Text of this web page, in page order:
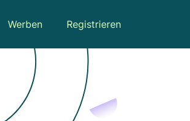
Werben Registrieren